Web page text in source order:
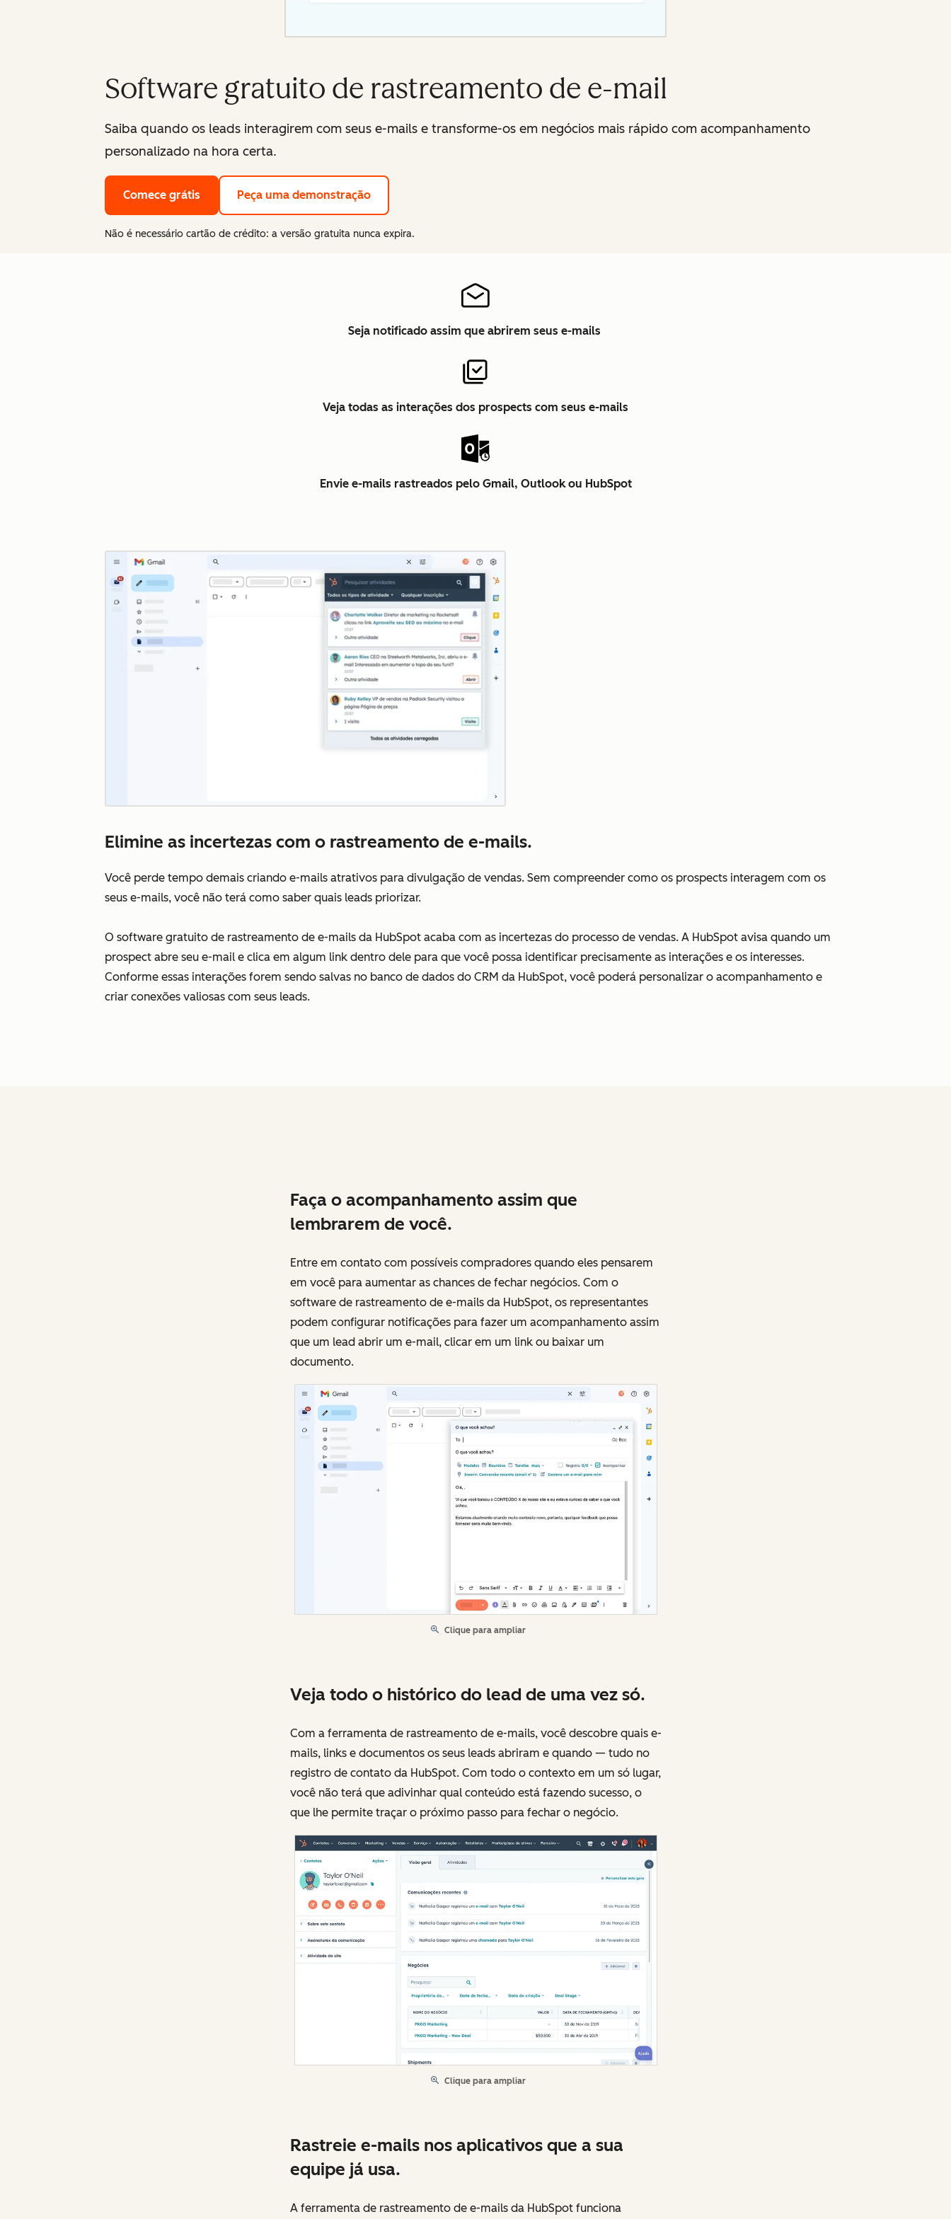
Software gratuito de rastreamento de e-mail
Saiba quando os leads interagirem com seus e-mails e transforme-os em negócios mais rápido com acompanhamento
personalizado na hora certa.
Comece grátis Peça uma demonstração
Não é necessário cartão de crédito: a versão gratuita nunca expira.
Seja notificado assim que abrirem seus e-mails
Veja todas as interações dos prospects com seus e-mails
Envie e-mails rastreados pelo Gmail, Outlook ou HubSpot
Elimine as incertezas com o rastreamento de e-mails.
Você perde tempo demais criando e-mails atrativos para divulgação de vendas. Sem compreender como os prospects interagem com os
seus e-mails, você não terá como saber quais leads priorizar.
O software gratuito de rastreamento de e-mails da HubSpot acaba com as incertezas do processo de vendas. A HubSpot avisa quando um
prospect abre seu e-mail e clica em algum link dentro dele para que você possa identificar precisamente as interações e os interesses.
Conforme essas interações forem sendo salvas no banco de dados do CRM da HubSpot, você poderá personalizar o acompanhamento e
criar conexões valiosas com seus leads.
Faça o acompanhamento assim que
lembrarem de você.
Entre em contato com possíveis compradores quando eles pensarem
em você para aumentar as chances de fechar negócios. Com o
software de rastreamento de e-mails da HubSpot, os representantes
podem configurar notificações para fazer um acompanhamento assim
que um lead abrir um e-mail, clicar em um link ou baixar um
documento.
Clique para ampliar
Veja todo o histórico do lead de uma vez só.
Com a ferramenta de rastreamento de e-mails, você descobre quais e-
mails, links e documentos os seus leads abriram e quando — tudo no
registro de contato da HubSpot. Com todo o contexto em um só lugar,
você não terá que adivinhar qual conteúdo está fazendo sucesso, o
que lhe permite traçar o próximo passo para fechar o negócio.
Clique para ampliar
Rastreie e-mails nos aplicativos que a sua
equipe já usa.
A ferramenta de rastreamento de e-mails da HubSpot funciona